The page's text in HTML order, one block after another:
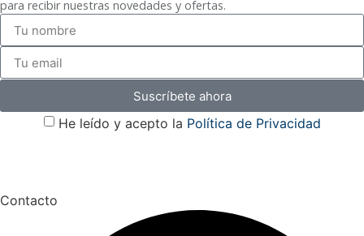
para recibir nuestras novedades y ofertas.
Suscríbete ahora
He leído y acepto la Política de Privacidad
Contacto